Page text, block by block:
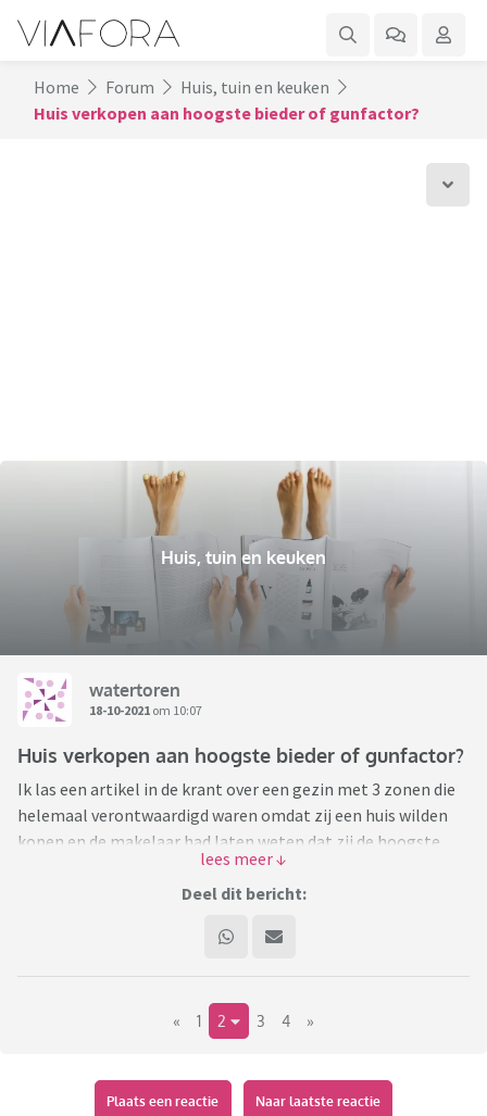
Home Forum
Huis, tuin en keuken
Huis verkopen aan hoogste bieder of gunfactor?
Huis, tuin en keuken
watertoren
18-10-2021 om 10:07
Huis verkopen aan hoogste bieder of gunfactor?
Ik las een artikel in de krant over een gezin met 3 zonen die
helemaal verontwaardigd waren omdat zij een huis wilden
kopen en de makelaar had laten weten dat zij de hoogste
bieders waren, dus ze gingen er al van uit dat zij het huis
hadden. Ze hadden ook een brief geschreven en foto's
om het huis juist niet aan dit gezin te verkopen. Het is een 2
onder 1 kap woning en de buurvrouw heeft last van migraine
en een gezin met 3 zonen naast haar wilden ze haar niet aan
doen vanwege geluidsoverlast.
Ik vind het heel erg lief dat ze aan de buurvrouw gedacht
hebben maar eerlijk gezegd zou ik als ik een huis te koop zou
Deel dit bericht:
« 1 2 3 4 »
Plaats een reactie Naar laatste reactie